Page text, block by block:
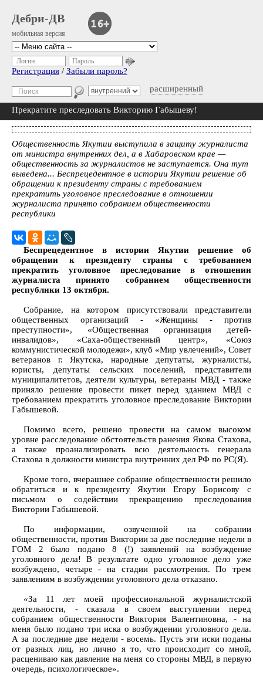
Дебри-ДВ
мобильная версия
расширенный
Логин Пароль
Регистрация / Забыли пароль?
Прекратите преследовать Викторию Габышеву!
Общественность Якутии выступила в защиту журналиста
от министра внутренних дел, а в Хабаровском крае —
общественность за журналистов не заступается. Она тут
выведена... Беспрецедентное в истории Якутии решение об
обращении к президенту страны с требованием
прекратить уголовное преследование в отношении
журналиста принято собранием общественности
республики
Беспрецедентное в истории Якутии решение об
обращении к президенту страны с требованием
прекратить уголовное преследование в отношении
журналиста принято собранием общественности
республики 13 октября.
Собрание, на котором присутствовали представители
общественных организаций - «Женщины - против
преступности», «Общественная организация детей-
инвалидов», «Саха-общественный центр», «Союз
коммунистической молодежи», клуб «Мир увлечений», Совет
ветеранов г. Якутска, народные депутаты, журналисты,
юристы, депутаты сельских поселений, представители
муниципалитетов, деятели культуры, ветераны МВД - также
приняло решение провести пикет перед зданием МВД с
требованием прекратить уголовное преследование Виктории
Габышевой.
Помимо всего, решено провести на самом высоком
уровне расследование обстоятельств ранения Якова Стахова,
а также проанализировать всю деятельность генерала
Стахова в должности министра внутренних дел РФ по РС(Я).
Кроме того, вчерашнее собрание общественности решило
обратиться и к президенту Якутии Егору Борисову с
письмом о содействии прекращению преследования
Виктории Габышевой.
По информации, озвученной на собрании
общественности, против Виктории за две последние недели в
ГОМ 2 было подано 8 (!) заявлений на возбуждение
уголовного дела! В результате одно уголовное дело уже
возбуждено, четыре - на стадии рассмотрения. По трем
заявлениям в возбуждении уголовного дела отказано.
«За 11 лет моей профессиональной журналистской
деятельности, - сказала в своем выступлении перед
собранием общественности Виктория Валентиновна, - на
меня было подано три иска о возбуждении уголовного дела.
А за последние две недели - восемь. Пусть эти иски поданы
от разных лиц, но лично я то, что происходит со мной,
расцениваю как давление на меня со стороны МВД, в первую
очередь, психологическое».